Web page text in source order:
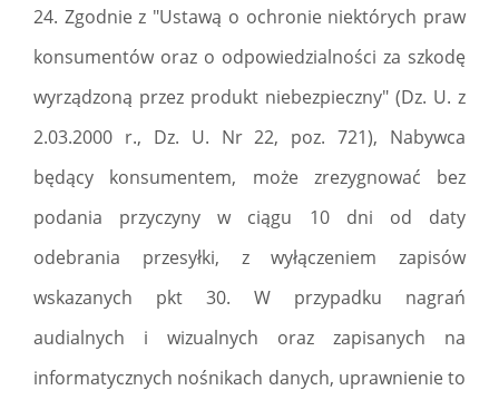
24. Zgodnie z "Ustawą o ochronie niektórych praw
konsumentów oraz o odpowiedzialności za szkodę
wyrządzoną przez produkt niebezpieczny" (Dz. U. z
2.03.2000 r., Dz. U. Nr 22, poz. 721), Nabywca
będący konsumentem, może zrezygnować bez
podania przyczyny w ciągu 10 dni od daty
odebrania przesyłki, z wyłączeniem zapisów
wskazanych pkt 30. W przypadku nagrań
audialnych i wizualnych oraz zapisanych na
informatycznych nośnikach danych, uprawnienie to